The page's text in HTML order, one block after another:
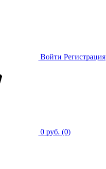
Войти Регистрация
0 руб. (0)